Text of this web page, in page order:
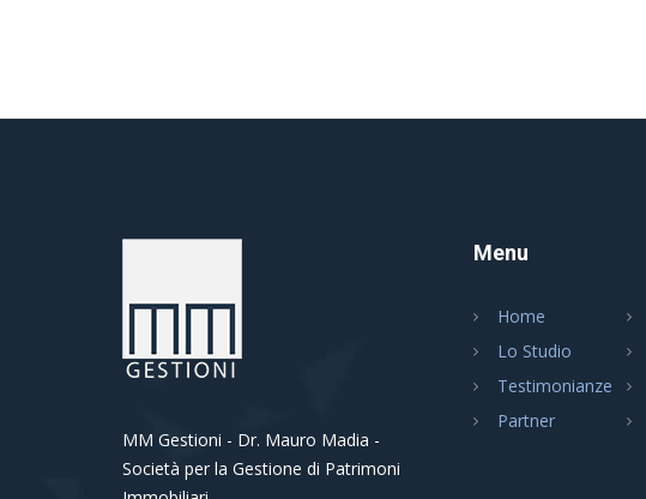
MM Gestioni - Dr. Mauro Madia -
Società per la Gestione di Patrimoni
Menu
Home
Lo Studio
Testimonianze
Partner